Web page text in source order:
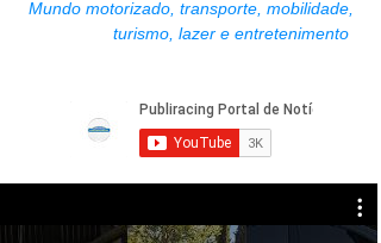
Mundo motorizado, transporte, mobilidade,
turismo, lazer e entretenimento